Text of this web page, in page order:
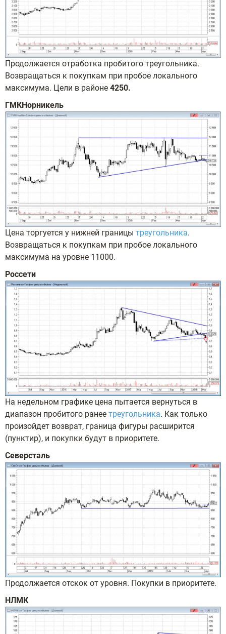
Продолжается отработка пробитого треугольника.
Возвращаться к покупкам при пробое локального
максимума. Цели в районе 4250.
ГМКНорникель
Цена торгуется у нижней границы треугольника.
Возвращаться к покупкам при пробое локального
максимума на уровне 11000.
Россети
На недельном графике цена пытается вернуться в
диапазон пробитого ранее треугольника. Как только
произойдет возврат, граница фигуры расширится
(пунктир), и покупки будут в приоритете.
Северсталь
Продолжается отскок от уровня. Покупки в приоритете.
НЛМК